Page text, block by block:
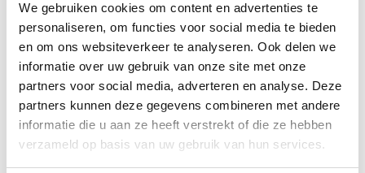
We gebruiken cookies om content en advertenties te
personaliseren, om functies voor social media te bieden
en om ons websiteverkeer te analyseren. Ook delen we
informatie over uw gebruik van onze site met onze
partners voor social media, adverteren en analyse. Deze
partners kunnen deze gegevens combineren met andere
informatie die u aan ze heeft verstrekt of die ze hebben
verzameld op basis van uw gebruik van hun services.